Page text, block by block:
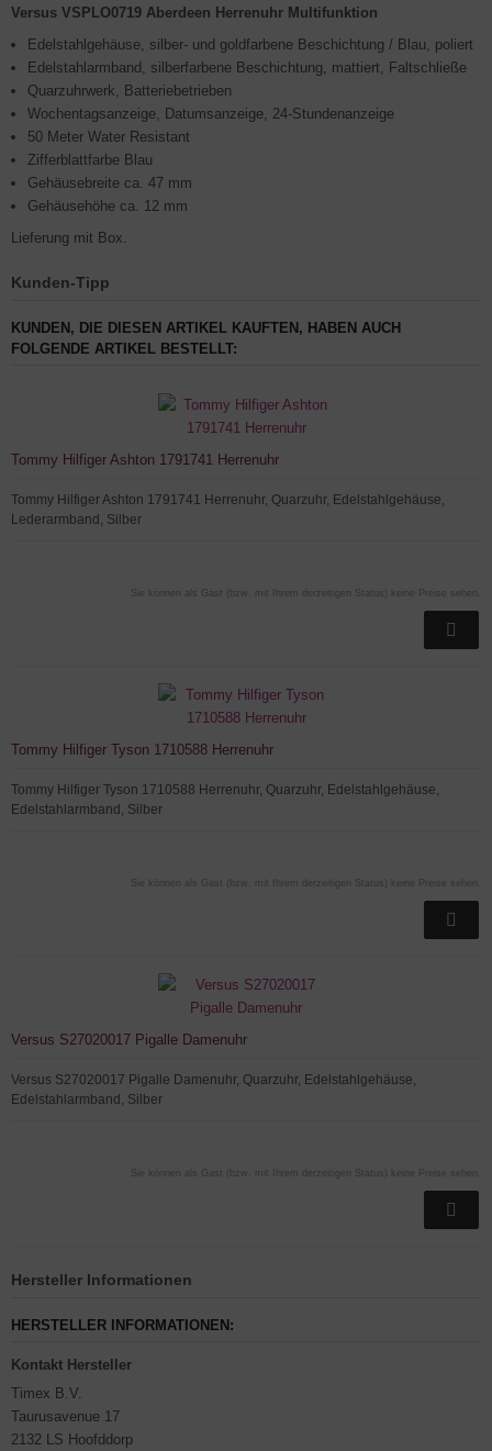
Versus VSPLO0719 Aberdeen Herrenuhr Multifunktion
Edelstahlgehäuse, silber- und goldfarbene Beschichtung / Blau, poliert
Edelstahlarmband, silberfarbene Beschichtung, mattiert, Faltschließe
Quarzuhrwerk, Batteriebetrieben
Wochentagsanzeige, Datumsanzeige, 24-Stundenanzeige
50 Meter Water Resistant
Zifferblattfarbe Blau
Gehäusebreite ca. 47 mm
Gehäusehöhe ca. 12 mm
Lieferung mit Box.
Kunden-Tipp
KUNDEN, DIE DIESEN ARTIKEL KAUFTEN, HABEN AUCH
FOLGENDE ARTIKEL BESTELLT:
Tommy Hilfiger Ashton 1791741 Herrenuhr
Tommy Hilfiger Ashton 1791741 Herrenuhr, Quarzuhr, Edelstahlgehäuse,
Lederarmband, Silber
Sie können als Gast (bzw. mit Ihrem derzeitigen Status) keine Preise sehen.
Tommy Hilfiger Tyson 1710588 Herrenuhr
Tommy Hilfiger Tyson 1710588 Herrenuhr, Quarzuhr, Edelstahlgehäuse,
Edelstahlarmband, Silber
Sie können als Gast (bzw. mit Ihrem derzeitigen Status) keine Preise sehen.
Versus S27020017 Pigalle Damenuhr
Versus S27020017 Pigalle Damenuhr, Quarzuhr, Edelstahlgehäuse,
Edelstahlarmband, Silber
Sie können als Gast (bzw. mit Ihrem derzeitigen Status) keine Preise sehen.
Hersteller Informationen
HERSTELLER INFORMATIONEN:
Kontakt Hersteller
Timex B.V.
Taurusavenue 17
2132 LS Hoofddorp